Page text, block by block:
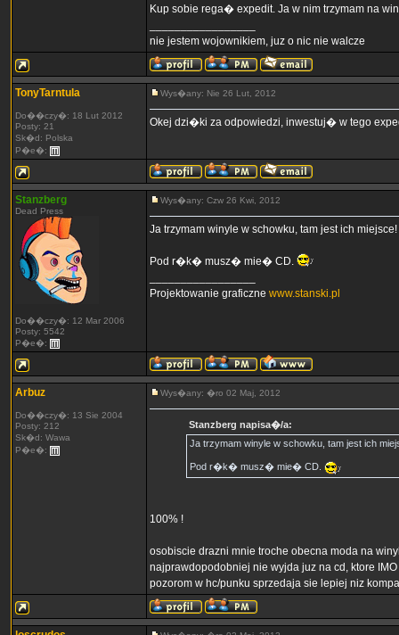
Kup sobie rega� expedit. Ja w nim trzymam na
nie jestem wojownikiem, juz o nic nie walcze
TonyTarntula
Do��czy�: 18 Lut 2012
Posty: 21
Sk�d: Polska
P�e�:
Wys�any: Nie 26 Lut, 2012
Okej dzi�ki za odpowiedzi, inwestuj� w tego
Stanzberg
Dead Press
Do��czy�: 12 Mar 2006
Posty: 5542
P�e�:
Wys�any: Czw 26 Kwi, 2012
Ja trzymam winyle w schowku, tam jest ich miejsce!
Pod r�k� musz� mie� CD.
Projektowanie graficzne www.stanski.pl
Arbuz
Do��czy�: 13 Sie 2004
Posty: 212
Sk�d: Wawa
P�e�:
Wys�any: �ro 02 Maj, 2012
Stanzberg napisa�/a:
Ja trzymam winyle w schowku, tam jest ich
Pod r�k� musz� mie� CD.
100% !
osobiscie drazni mnie troche obecna moda na
najprawdopodobniej nie wyjda juz na cd, ktore
pozorom w hc/punku sprzedaja sie lepiej niz